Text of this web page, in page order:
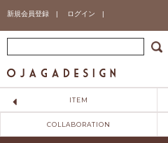
新規会員登録 | ログイン |
ITEM
COLLABORATION